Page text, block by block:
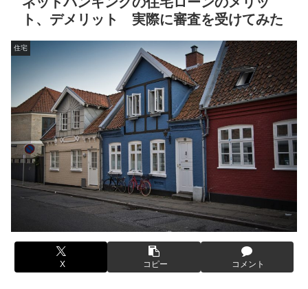
ト、デメリット 実際に審査を受けてみた
住宅
X コピー コメント